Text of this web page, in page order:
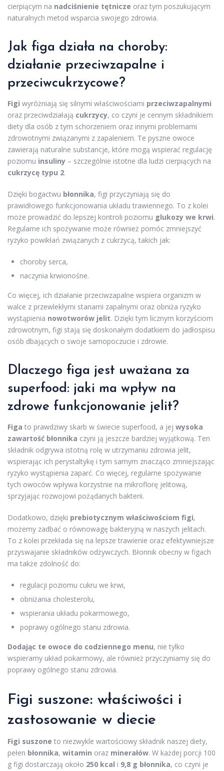
cierpiącym na nadciśnienie tętnicze oraz tym poszukującym
naturalnych metod wsparcia swojego zdrowia.
Jak figa działa na choroby:
działanie przeciwzapalne i
przeciwcukrzycowe?
Figi wyróżniają się silnymi właściwościami przeciwzapalnymi
oraz przeciwdziałają cukrzycy, co czyni je cennym składnikiem
diety dla osób z tym schorzeniem oraz innymi problemami
zdrowotnymi związanymi z zapaleniem. Te pyszne owoce
zawierają naturalne substancje, które mogą wspierać regulację
poziomu insuliny – szczególnie istotne dla ludzi cierpiących na
cukrzycę typu 2.
Dzięki bogactwu błonnika, figi przyczyniają się do
prawidłowego funkcjonowania układu trawiennego. To z kolei
może prowadzić do lepszej kontroli poziomu glukozy we krwi.
Regularne ich spożywanie może również pomóc zmniejszyć
ryzyko powikłań związanych z cukrzycą, takich jak:
choroby serca,
naczynia krwionośne.
Co więcej, ich działanie przeciwzapalne wspiera organizm w
walce z przewlekłymi stanami zapalnymi oraz obniża ryzyko
wystąpienia nowotworów jelit. Dzięki tym licznym korzyściom
zdrowotnym, figi stają się doskonałym dodatkiem do jadłospisu
osób dbających o swoje samopoczucie i zdrowie.
Dlaczego figa jest uważana za
superfood: jaki ma wpływ na
zdrowe funkcjonowanie jelit?
Figa to prawdziwy skarb w świecie superfood, a jej wysoka
zawartość błonnika czyni ją jeszcze bardziej wyjątkową. Ten
składnik odgrywa istotną rolę w utrzymaniu zdrowia jelit,
wspierając ich perystaltykę i tym samym znacząco zmniejszając
ryzyko wystąpienia zaparć. Co więcej, regularne spożywanie
tych owoców wpływa korzystnie na mikroflorę jelitową,
sprzyjając rozwojowi pożądanych bakterii.
Dodatkowo, dzięki prebiotycznym właściwościom figi,
możemy zadbać o równowagę bakteryjną w naszych jelitach.
To z kolei przekłada się na lepsze trawienie oraz efektywniejsze
przyswajanie składników odżywczych. Błonnik obecny w figach
ma także zdolność do:
regulacji poziomu cukru we krwi,
obniżania cholesterolu,
wspierania układu pokarmowego,
poprawy ogólnego stanu zdrowia.
Dodając te owoce do codziennego menu, nie tylko
wspieramy układ pokarmowy, ale również przyczyniamy się do
poprawy ogólnego stanu zdrowia.
Figi suszone: właściwości i
zastosowanie w diecie
Figi suszone to niezwykle wartościowy składnik naszej diety,
pełen błonnika, witamin oraz minerałów. W każdej porcji 100
g figi dostarczają około 250 kcal i 9,8 g błonnika, co czyni je